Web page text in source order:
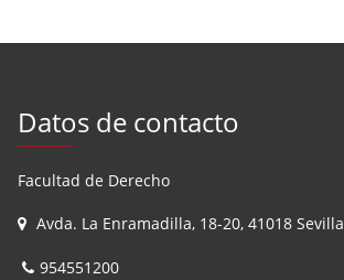
Datos de contacto
Facultad de Derecho
Avda. La Enramadilla, 18-20, 41018 Sevilla
954551200